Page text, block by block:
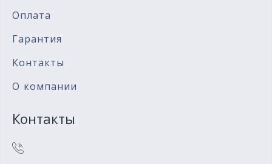
Оплата
Гарантия
Контакты
О компании
Контакты